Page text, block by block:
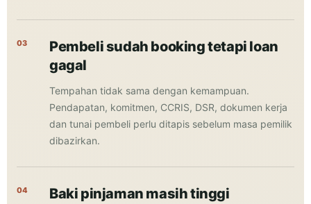
03
Pembeli sudah booking tetapi loan
gagal
Tempahan tidak sama dengan kemampuan.
Pendapatan, komitmen, CCRIS, DSR, dokumen kerja
dan tunai pembeli perlu ditapis sebelum masa pemilik
dibazirkan.
04 Baki pinjaman masih tinggi